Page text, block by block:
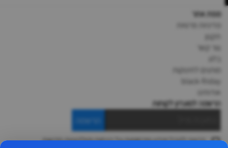
מפת אתר
צור קשר
מותגים לתינוקות
black-friday
אודותינו
הרשמה למועדון לקוחות
הרשמה
ברצוני לקבל מידע ופרסומות על הנחות וקולקציות חדשות